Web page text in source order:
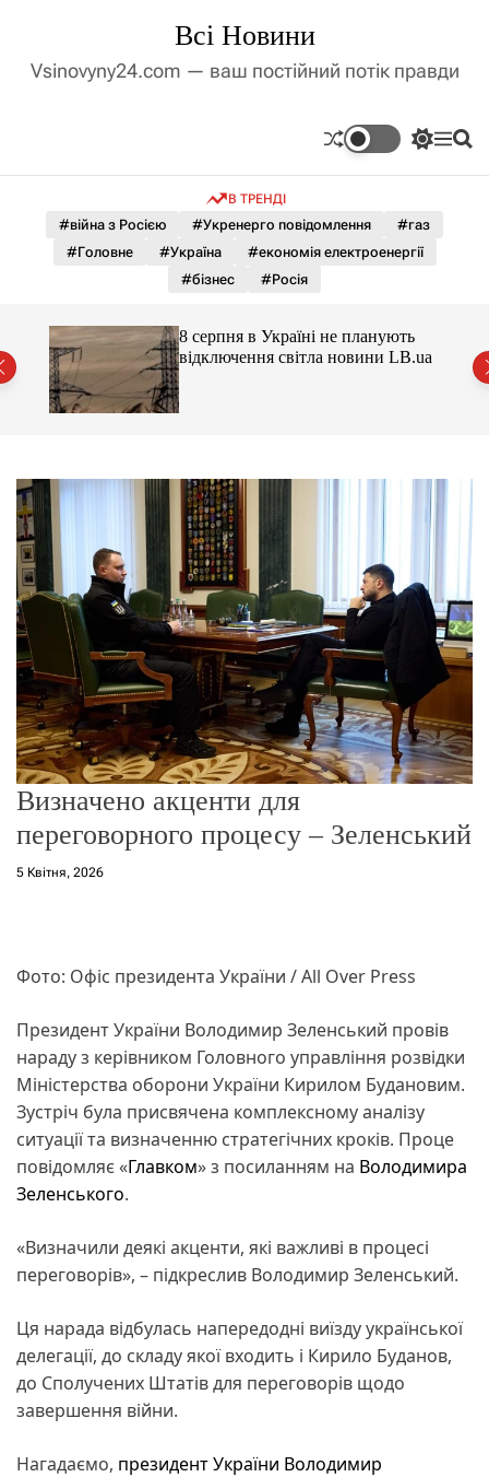
д
у
Всі Новини
Vsinovyny24.com — ваш постійний потік правди
П
м
к
о
л
ь
и
м
М П
В ТРЕНДІ
#війна з Росією #Укренерго повідомлення
#газ
#Головне
#Україна
#економія електроенергії
#бізнес
#Росія
8 серпня в Україні не планують
відключення світла новини LB.ua
Визначено акценти для
переговорного процесу – Зеленський
5 Квітня, 2026
Фото: Офіс президента України / All Over Press
Президент України Володимир Зеленський провів
нараду з керівником Головного управління розвідки
Міністерства оборони України Кирилом Будановим.
Зустріч була присвячена комплексному аналізу
ситуації та визначенню стратегічних кроків. Проце
повідомляє «Главком» з посиланням на Володимира
Зеленського.
«Визначили деякі акценти, які важливі в процесі
переговорів», – підкреслив Володимир Зеленський.
Ця нарада відбулась напередодні виїзду української
делегації, до складу якої входить і Кирило Буданов,
до Сполучених Штатів для переговорів щодо
завершення війни.
Нагадаємо, президент України Володимир